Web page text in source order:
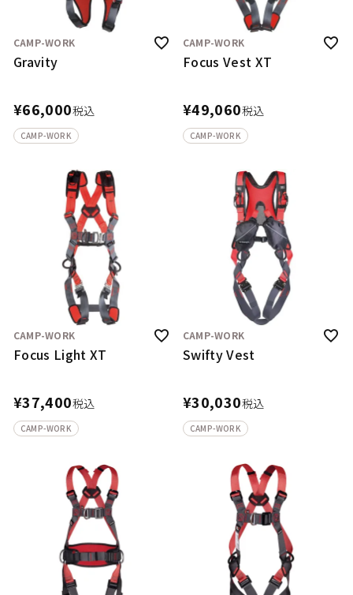
CAMP-WORK
Gravity
¥66,000税込
CAMP-WORK
CAMP-WORK
Focus Vest XT
¥49,060税込
CAMP-WORK
CAMP-WORK
Focus Light XT
¥37,400税込
CAMP-WORK
CAMP-WORK
Swifty Vest
¥30,030税込
CAMP-WORK